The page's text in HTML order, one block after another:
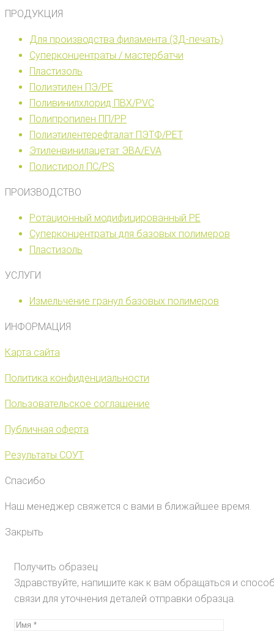
ПРОДУКЦИЯ
Для производства филамента (3Д-печать)
Суперконцентраты / мастербатчи
Пластизоль
Полиэтилен ПЭ/PE
Поливинилхлорид ПВХ/PVC
Полипропилен ПП/PP
Полиэтилентерефталат ПЭТФ/PET
Этиленвинилацетат ЭВА/EVA
Полистирол ПС/PS
ПРОИЗВОДСТВО
Ротационный модифицированный PE
Cуперконцентраты для базовых полимеров
Пластизоль
УСЛУГИ
Измельчение гранул базовых полимеров
ИНФОРМАЦИЯ
Карта сайта
Политика конфиденциальности
Пользовательское соглашение
Публичная оферта
Результаты СОУТ
Спасибо
Наш менеджер свяжется с вами в ближайшее время.
Закрыть
Получить образец
Здравствуйте, напишите как к вам обращаться и
связи для уточнения деталей отправки образца.